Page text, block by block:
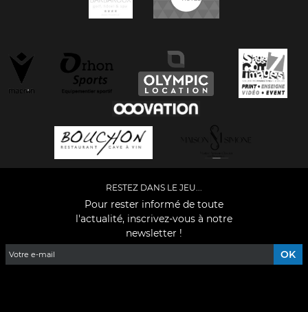
RESTEZ DANS LE JEU...
Pour rester informé de toute
l'actualité, inscrivez-vous à notre
newsletter !